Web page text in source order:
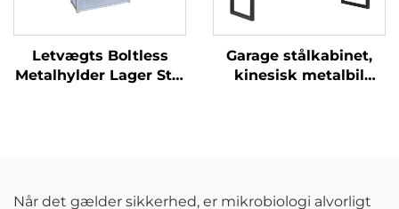
Letvægts Boltless
Metalhylder Lager Stål
Garage stålkabinet,
kinesisk metalbil
Når det gælder sikkerhed, er mikrobiologi alvorligt